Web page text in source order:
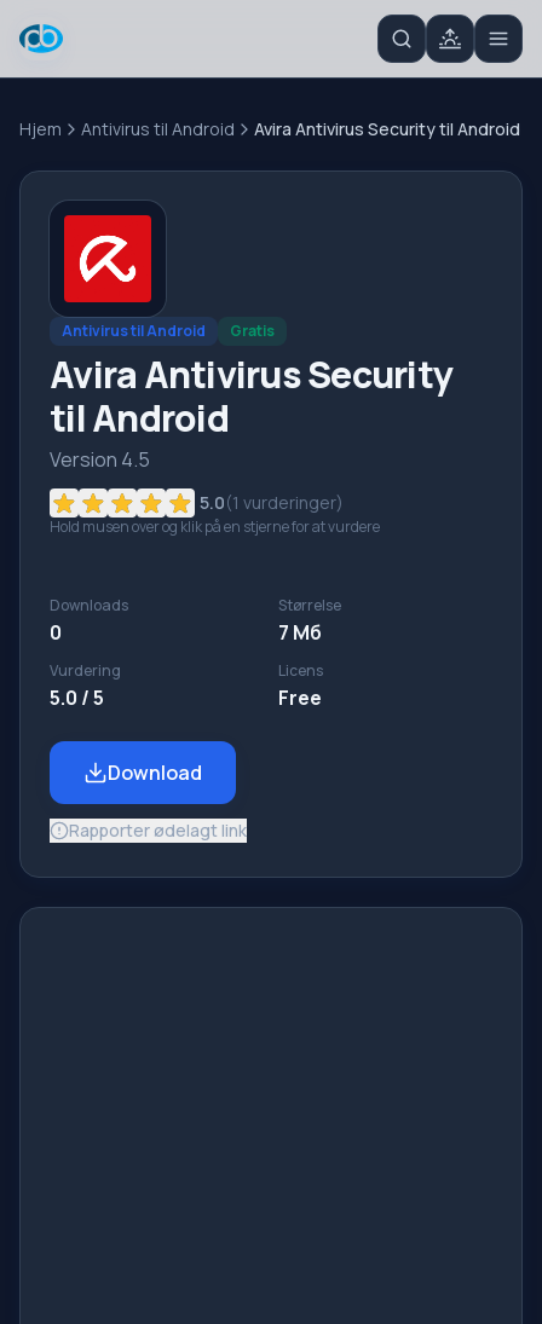
Hjem Antivirus til Android Avira Antivirus Security til Android
Antivirus til Android Gratis
Avira Antivirus Security
til Android
Version 4.5
5.0(1 vurderinger)
Hold musen over og klik på en stjerne for at vurdere
Downloads
0
Størrelse
7 Мб
Vurdering
5.0 / 5
Licens
Free
Download
Rapporter ødelagt link